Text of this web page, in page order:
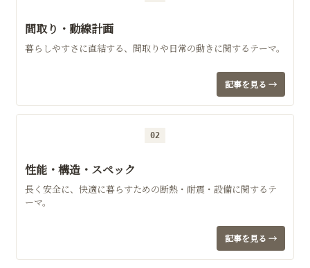
間取り・動線計画
暮らしやすさに直結する、間取りや日常の動きに関するテーマ。
記事を見る →
02
性能・構造・スペック
長く安全に、快適に暮らすための断熱・耐震・設備に関するテ
ーマ。
記事を見る →